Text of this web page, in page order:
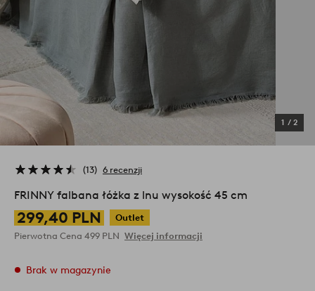
1 / 2
13 6 recenzji
FRINNY falbana łóżka z lnu wysokość 45 cm
299,40 PLN
Outlet
Pierwotna Cena 499 PLN Więcej informacji
Brak w magazynie